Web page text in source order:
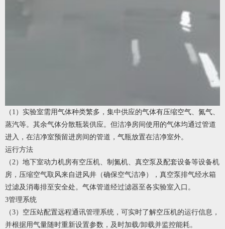
（1）实验室需用气体种类繁多，集中供应的气体有压缩空气、氮气、
蒸汽等。其余气体分散瓶装供应。但洁净房间使用的气体均通过管道
进入，在洁净室预留进房间的管道，气瓶放置在洁净室外。
运行方法
（2）地下室动力机房有空压机、制氮机、真空泵及配套设备等设备机
房，压缩空气取风来自进风井（确保空气洁净），真空泵排气经水箱
过滤及消毒排至安全处。气体管道经过滤器至各实验室入口。
3管理系统
（3）空压站配置远程通讯管理系统，可实时了解空压机的运行信息，
并根据用气量随时重新设置参数，及时加载/卸载并监控能耗。